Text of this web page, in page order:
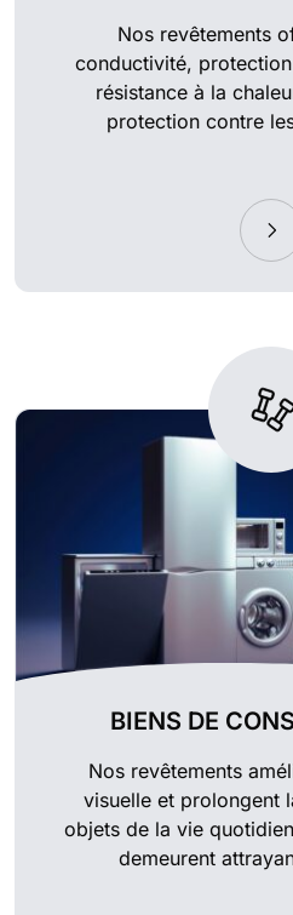
Nos revêtements
conductivité,
résistance à la
protection contre
BIENS DE
Nos revêtements
visuelle et prolongent
objets de la vie
demeurent